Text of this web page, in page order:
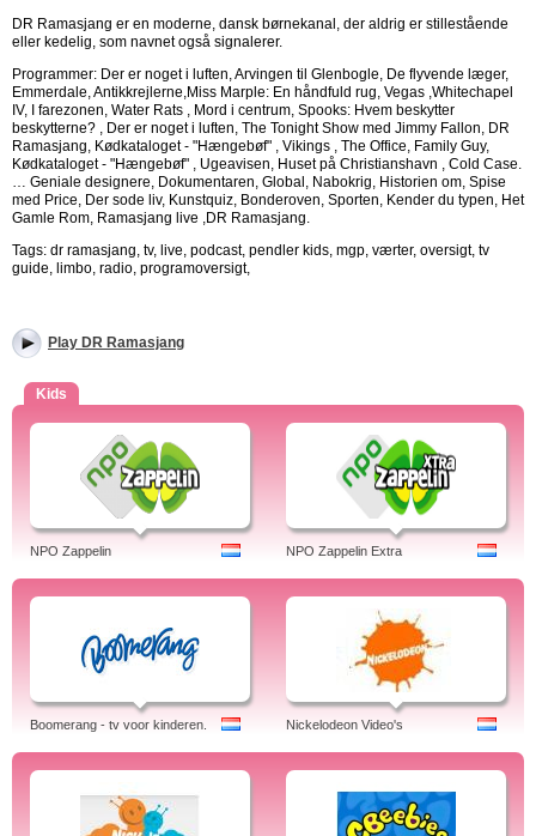
DR Ramasjang er en moderne, dansk børnekanal, der aldrig er stillestående
eller kedelig, som navnet også signalerer.
Programmer: Der er noget i luften, Arvingen til Glenbogle, De flyvende læger,
Emmerdale, Antikkrejlerne,Miss Marple: En håndfuld rug, Vegas ,Whitechapel
IV, I farezonen, Water Rats , Mord i centrum, Spooks: Hvem beskytter
beskytterne? , Der er noget i luften, The Tonight Show med Jimmy Fallon, DR
Ramasjang, Kødkataloget - "Hængebøf" , Vikings , The Office, Family Guy,
Kødkataloget - "Hængebøf" , Ugeavisen, Huset på Christianshavn , Cold Case.
… Geniale designere, Dokumentaren, Global, Nabokrig, Historien om, Spise
med Price, Der sode liv, Kunstquiz, Bonderoven, Sporten, Kender du typen, Het
Gamle Rom, Ramasjang live ,DR Ramasjang.
Tags: dr ramasjang, tv, live, podcast, pendler kids, mgp, værter, oversigt, tv
guide, limbo, radio, programoversigt,
Play DR Ramasjang
Kids
NPO Zappelin NPO Zappelin Extra
Boomerang - tv voor kinderen. Nickelodeon Video's